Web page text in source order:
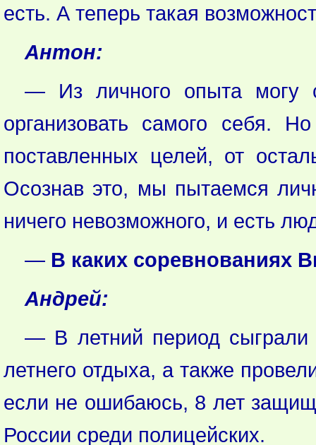
есть. А теперь такая
Антон:
— Из личного опыта могу
организовать самого себя.
поставленных целей, от
Осознав это, мы пытаемся
ничего невозможного, и есть
— В каких соревнованиях
Андрей:
— В летний период сыграли
летнего отдыха, а также
если не ошибаюсь, 8 лет
России среди полицейских.